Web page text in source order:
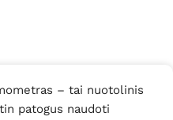
– tai nuotolinis
patogus naudoti